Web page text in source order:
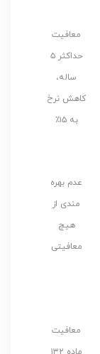
معافیت
حداکثر ۵
ساله،
کاهش نرخ
به ۱۵٪
عدم بهره
مندی از
هیچ
معافیتی
معافیت